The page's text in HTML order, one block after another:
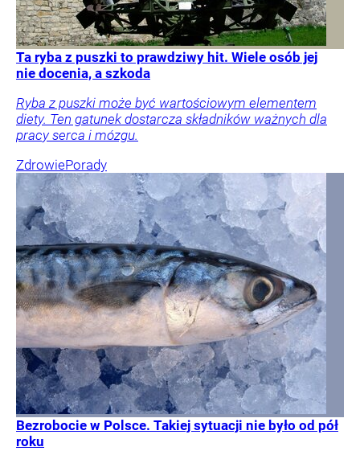
Ta ryba z puszki to prawdziwy hit. Wiele osób jej
nie docenia, a szkoda
Ryba z puszki może być wartościowym elementem
diety. Ten gatunek dostarcza składników ważnych dla
pracy serca i mózgu.
ZdrowiePorady
Bezrobocie w Polsce. Takiej sytuacji nie było od pół
roku